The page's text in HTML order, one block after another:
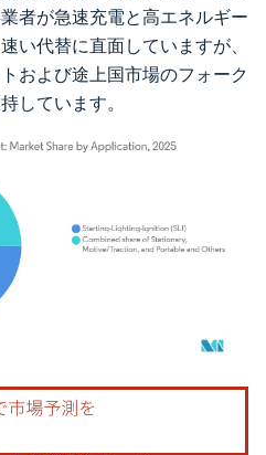
者が急速充電と高エネルギー
い代替に直面していますが、
および途上国市場のフォーク
しています。
はCC BY 4.0の表示が必要です。